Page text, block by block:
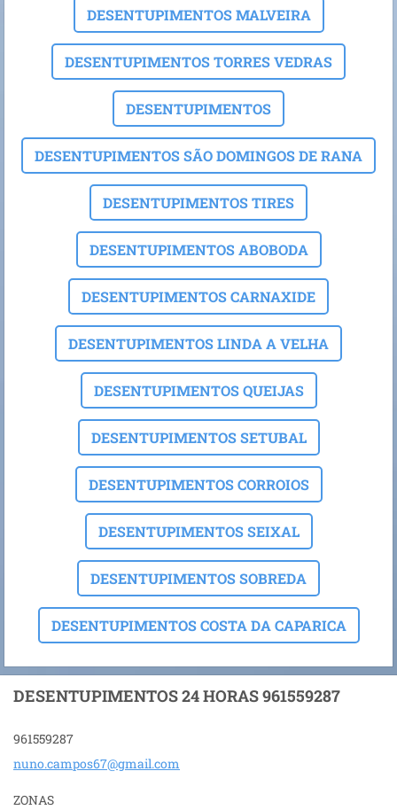
DESENTUPIMENTOS MALVEIRA
DESENTUPIMENTOS TORRES VEDRAS
DESENTUPIMENTOS
DESENTUPIMENTOS SÃO DOMINGOS DE RANA
DESENTUPIMENTOS TIRES
DESENTUPIMENTOS ABOBODA
DESENTUPIMENTOS CARNAXIDE
DESENTUPIMENTOS LINDA A VELHA
DESENTUPIMENTOS QUEIJAS
DESENTUPIMENTOS SETUBAL
DESENTUPIMENTOS CORROIOS
DESENTUPIMENTOS SEIXAL
DESENTUPIMENTOS SOBREDA
DESENTUPIMENTOS COSTA DA CAPARICA
DESENTUPIMENTOS 24 HORAS 961559287
961559287
nuno.campos67@gmail.com
ZONAS